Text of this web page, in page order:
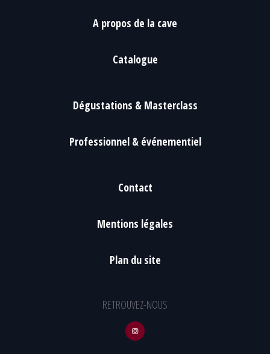
A propos de la cave
Catalogue
Dégustations & Masterclass
Professionnel & événementiel
Contact
Mentions légales
Plan du site
RETROUVEZ-NOUS